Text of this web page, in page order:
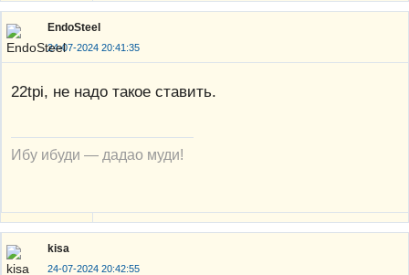
EndoSteel
24-07-2024 20:41:35
22tpi, не надо такое ставить.
Ибу ибуди — дадао муди!
kisa
24-07-2024 20:42:55